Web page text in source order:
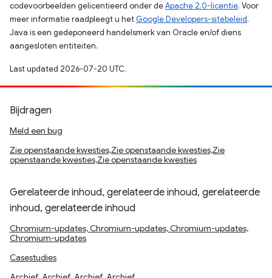
codevoorbeelden gelicentieerd onder deApache 2.0-licentie. Voor
meer informatie raadpleegt u het Google Developers-sitebeleid.
Java is een gedeponeerd handelsmerk van Oracle en/of diens
aangesloten entiteiten.
Last updated 2026-07-20 UTC.
Bijdragen
Meld een bug
Zie openstaande kwesties,Zie openstaande kwesties,Zie
openstaande kwesties,Zie openstaande kwesties
Gerelateerde inhoud, gerelateerde inhoud, gerelateerde
inhoud, gerelateerde inhoud
Chromium-updates, Chromium-updates, Chromium-updates,
Chromium-updates
Casestudies